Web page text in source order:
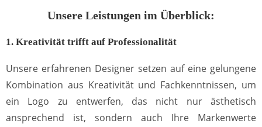
Unsere Leistungen im Überblick:
1. Kreativität trifft auf Professionalität
Unsere erfahrenen Designer setzen auf eine gelungene
Kombination aus Kreativität und Fachkenntnissen, um
ein Logo zu entwerfen, das nicht nur ästhetisch
ansprechend ist, sondern auch Ihre Markenwerte